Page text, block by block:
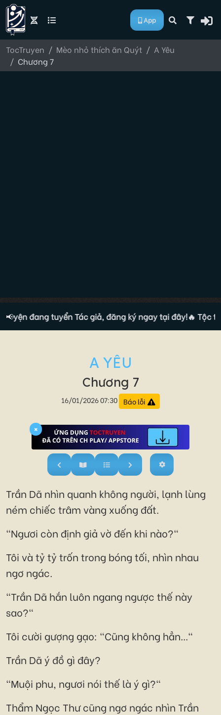
App
TocTruyen Mèo nhỏ thích ăn Quýt
A Yêu
Chương 7
📢 đang tuyển Tác giả, đăng ký ngay tại đây!🔥 Tộc
A YÊU
Chương 7
16/01/2026 07:30 Báo lỗi
×
Trần Dã nhìn quanh không người, lạnh lùng
ném chiếc trâm vàng xuống đất.
"Ngươi còn định giả vờ đến khi nào?"
Tôi và tỷ tỷ trốn trong bóng tối, nhìn nhau
ngơ ngác.
"Trần Dã hắn luôn ngang ngược thế này
sao?"
Tôi cười gượng gạo: "Cũng không hẳn..."
Trần Dã ý đồ gì đây?
"Muội phu, ngươi nói thế là ý gì?"
Thẩm Ngọc Thư cũng ngơ ngác nhìn Trần